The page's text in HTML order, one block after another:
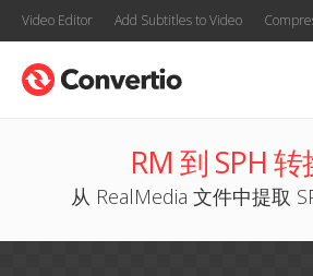
Video Editor Add Subtitles to Video
RM 到 SPH
从 RealMedia 文件中提取